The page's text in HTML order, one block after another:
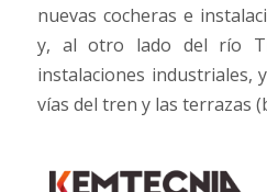
nuevas cocheras e
y, al otro lado del río
instalaciones industriales,
vías del tren y las terrazas